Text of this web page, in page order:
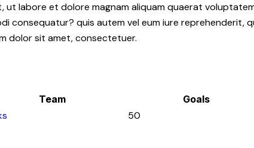
ut labore et dolore magnam aliquam quaerat
consequatur? quis autem vel eum iure reprehenderit,
dolor sit amet, consectetuer.
Team Goals
50